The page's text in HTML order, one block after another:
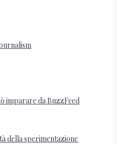
imparare da BuzzFeed
della sperimentazione